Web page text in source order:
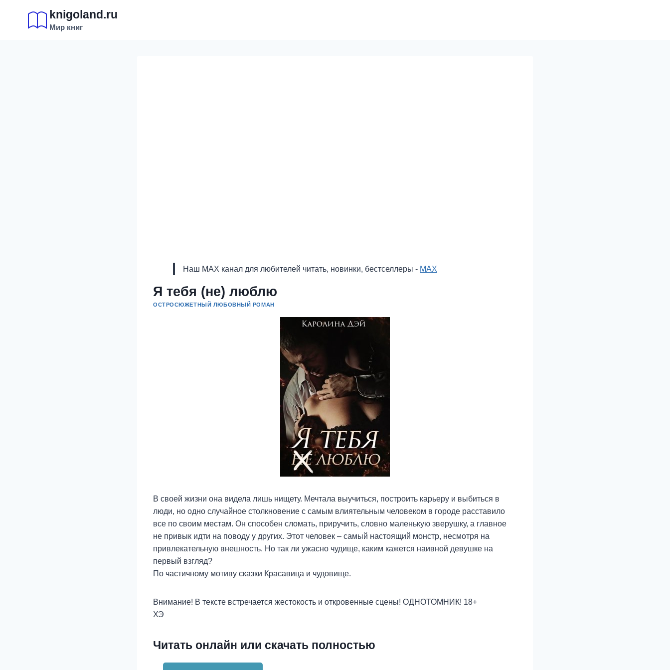
содержимому
knigoland.ru
Мир книг
Наш MAX канал для любителей читать, новинки, бестселлеры - MAX
Я тебя (не) люблю
ОСТРОСЮЖЕТНЫЙ ЛЮБОВНЫЙ РОМАН
В своей жизни она видела лишь нищету. Мечтала выучиться, построить карьеру и выбиться в
люди, но одно случайное столкновение с самым влиятельным человеком в городе расставило
все по своим местам. Он способен сломать, приручить, словно маленькую зверушку, а главное
не привык идти на поводу у других. Этот человек – самый настоящий монстр, несмотря на
привлекательную внешность. Но так ли ужасно чудище, каким кажется наивной девушке на
первый взгляд?
По частичному мотиву сказки Красавица и чудовище.
Внимание! В тексте встречается жестокость и откровенные сцены! ОДНОТОМНИК! 18+
ХЭ
Читать онлайн или скачать полностью